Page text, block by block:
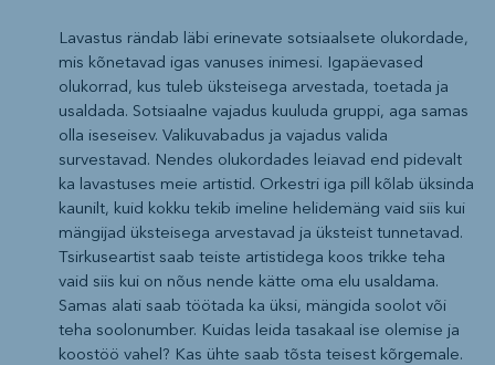
Lavastus rändab läbi erinevate sotsiaalsete olukordade,
mis kõnetavad igas vanuses inimesi. Igapäevased
olukorrad, kus tuleb üksteisega arvestada, toetada ja
usaldada. Sotsiaalne vajadus kuuluda gruppi, aga samas
olla iseseisev. Valikuvabadus ja vajadus valida
survestavad. Nendes olukordades leiavad end pidevalt
ka lavastuses meie artistid. Orkestri iga pill kõlab üksinda
kaunilt, kuid kokku tekib imeline helidemäng vaid siis kui
mängijad üksteisega arvestavad ja üksteist tunnetavad.
Tsirkuseartist saab teiste artistidega koos trikke teha
vaid siis kui on nõus nende kätte oma elu usaldama.
Samas alati saab töötada ka üksi, mängida soolot või
teha soolonumber. Kuidas leida tasakaal ise olemise ja
koostöö vahel? Kas ühte saab tõsta teisest kõrgemale.